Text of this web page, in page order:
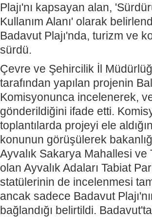
Plajı'nı kapsayan alan,
Kullanım Alanı' olarak
Badavut Plajı'nda, turizm ve
sürdü.
Çevre ve Şehircilik İl
tarafından yapılan projenin
Komisyonunca incelenerek,
gönderildiğini ifade etti.
toplantılarda projeyi ele
konunun görüşülerek
Ayvalık Sakarya Mahallesi
olan Ayvalık Adaları Tabiat
statülerinin de incelenmesi
ancak sadece Badavut
bağlandığı belirtildi.